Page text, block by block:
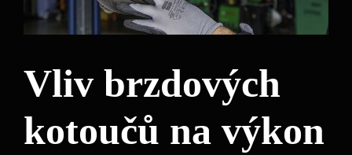
Vliv brzdových
kotoučů na výkon